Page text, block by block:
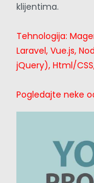
klijentima.
Tehnologija:
Laravel, Vue.js,
jQuery), Html/
Pogledajte neke